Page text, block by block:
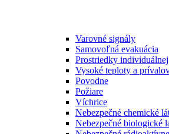
Varovné signály
Samovoľná evakuácia
Prostriedky
Vysoké teploty a
Povodne
Požiare
Víchrice
Nebezpečné chemické
Nebezpečné biologické